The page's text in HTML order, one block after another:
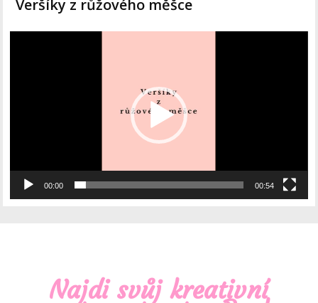
Veršíky z růžového měšce
00:00 00:54
Najdi svůj kreativní